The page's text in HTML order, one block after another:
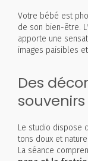
Votre bébé est
de son bien-être. L'
apporte une
images paisibles
Des
Le studio dispose
tons doux et
La séance